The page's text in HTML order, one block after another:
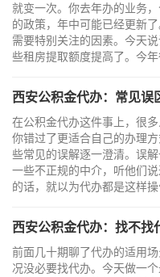
就变一次。你去年办的业务
的政策，年中可能已经更新
需要特别关注的因素。今天
些租房提取额度提高了。今
西安公积金代办：常见误
在公积金代办这件事上，很
你错过了更适合自己的办理
些常见的误解逐一澄清。误
一些不正规的中介，听他们说
的话，就以为代办都是这样操
西安公积金代办：找不找代
前面几十期聊了代办的适用
况没必要找代办。今天做一